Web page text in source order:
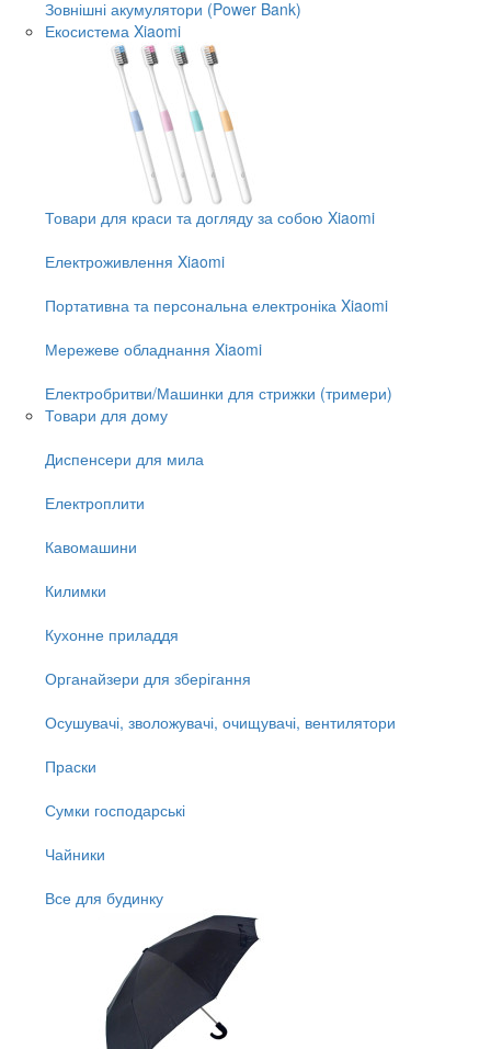
Зовнішні акумулятори (Power Bank)
Екосистема Xiaomi
Товари для краси та догляду за собою Xiaomi
Електроживлення Xiaomi
Портативна та персональна електроніка Xiaomi
Мережеве обладнання Xiaomi
Електробритви/Машинки для стрижки (тримери)
Товари для дому
Диспенсери для мила
Електроплити
Кавомашини
Килимки
Кухонне приладдя
Органайзери для зберігання
Осушувачі, зволожувачі, очищувачі, вентилятори
Праски
Сумки господарські
Чайники
Все для будинку